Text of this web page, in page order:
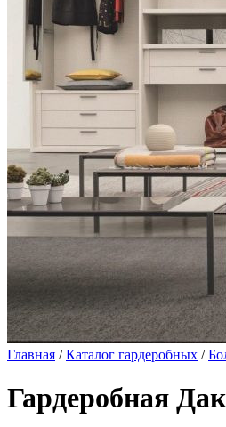
Главная /Каталог гардеробных /
Гардеробная